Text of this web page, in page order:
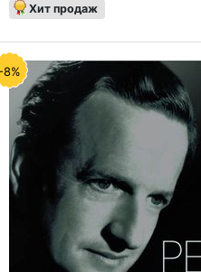
Хит продаж
8%